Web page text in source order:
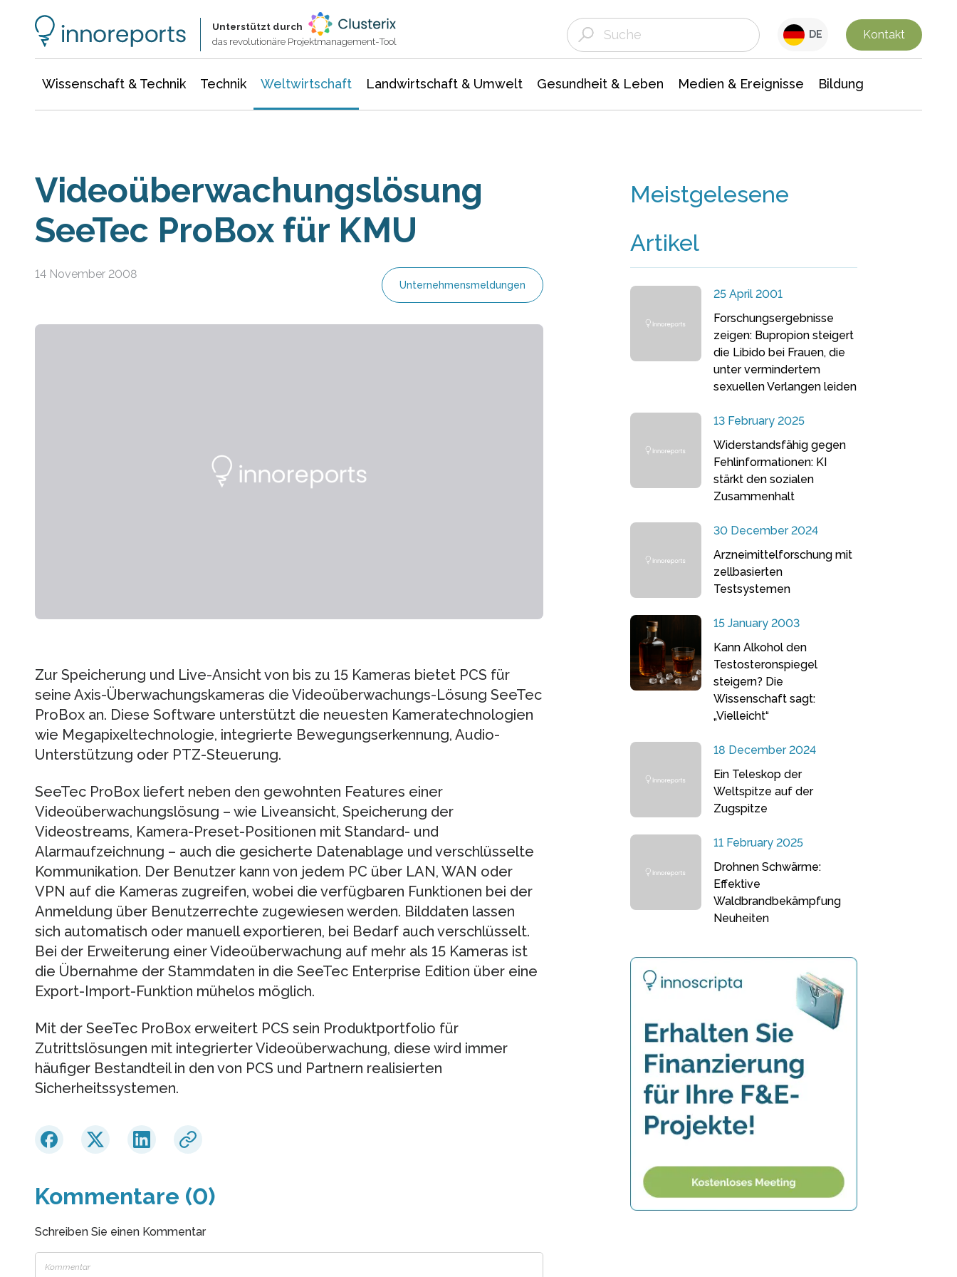
Unterstützt durch
das revolutionäre Projektmanagement-Tool
DE Kontakt
Wissenschaft & Technik Technik Weltwirtschaft Landwirtschaft & Umwelt Gesundheit & Leben Medien & Ereignisse Bildung
Videoüberwachungslösung
SeeTec ProBox für KMU
14 November 2008
Unternehmensmeldungen
Zur Speicherung und Live-Ansicht von bis zu 15 Kameras bietet PCS für
seine Axis-Überwachungskameras die Videoüberwachungs-Lösung SeeTec
ProBox an. Diese Software unterstützt die neuesten Kameratechnologien
wie Megapixeltechnologie, integrierte Bewegungserkennung, Audio-
Unterstützung oder PTZ-Steuerung.
SeeTec ProBox liefert neben den gewohnten Features einer
Videoüberwachungslösung – wie Liveansicht, Speicherung der
Videostreams, Kamera-Preset-Positionen mit Standard- und
Alarmaufzeichnung – auch die gesicherte Datenablage und verschlüsselte
Kommunikation. Der Benutzer kann von jedem PC über LAN, WAN oder
VPN auf die Kameras zugreifen, wobei die verfügbaren Funktionen bei der
Anmeldung über Benutzerrechte zugewiesen werden. Bilddaten lassen
sich automatisch oder manuell exportieren, bei Bedarf auch verschlüsselt.
Bei der Erweiterung einer Videoüberwachung auf mehr als 15 Kameras ist
die Übernahme der Stammdaten in die SeeTec Enterprise Edition über eine
Export-Import-Funktion mühelos möglich.
Mit der SeeTec ProBox erweitert PCS sein Produktportfolio für
Zutrittslösungen mit integrierter Videoüberwachung, diese wird immer
häufiger Bestandteil in den von PCS und Partnern realisierten
Sicherheitssystemen.
Kommentare (0)
Schreiben Sie einen Kommentar
Meistgelesene
Artikel
25 April 2001
Forschungsergebnisse
zeigen: Bupropion steigert
die Libido bei Frauen, die
unter vermindertem
sexuellen Verlangen leiden
13 February 2025
Widerstandsfähig gegen
Fehlinformationen: KI
stärkt den sozialen
Zusammenhalt
30 December 2024
Arzneimittelforschung mit
zellbasierten
Testsystemen
15 January 2003
Kann Alkohol den
Testosteronspiegel
steigern? Die
Wissenschaft sagt:
„Vielleicht“
18 December 2024
Ein Teleskop der
Weltspitze auf der
Zugspitze
11 February 2025
Drohnen Schwärme:
Effektive
Waldbrandbekämpfung
Neuheiten